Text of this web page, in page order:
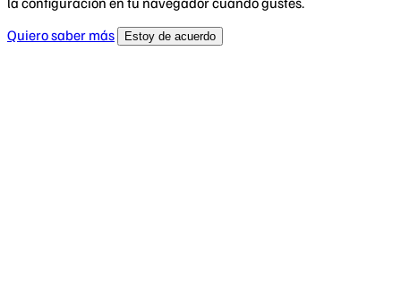
Quiero saber más
Estoy de acuerdo